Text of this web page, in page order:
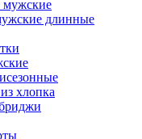
длинные
хлопка